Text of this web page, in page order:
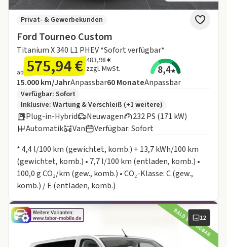
Ford Tourneo Custom
Titanium X 340 L1 PHEV *Sofort verfügbar*
Privat- & Gewerbekunden
ab 575,94 € 483,98 €
zzgl. MwSt.
8,4
Angebotsdetails:
Inklusive Laufleistung
15.000 km/JahrAnpassbarLaufzeit
60MonateAnpassbar
Zusätzliche Fahrzeuginformationen:
Verfügbar: Sofort
Inklusive: Wartung & Verschleiß (+1 weitere)
Plug-in-Hybrid Neuwagen
232 PS (171 kW)
Automatik
Van
Verfügbar: Sofort
* 4,4 l/100 km (gewichtet, komb.) + 13,7 kWh/100 km
(gewichtet, komb.) • 7,7 l/100 km (entladen, komb.) •
100,0 g CO₂/km (gew., komb.) • CO₂-Klasse: C (gew.,
komb.) / E (entladen, komb.)
12